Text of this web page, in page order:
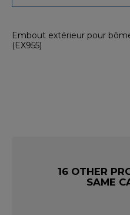
Embout extérieur pour
(EX955)
16 OTHER
SAME